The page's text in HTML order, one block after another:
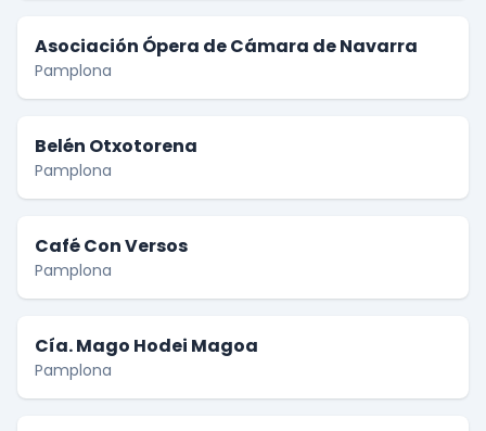
Asociación Ópera de Cámara de Navarra
Pamplona
Belén Otxotorena
Pamplona
Café Con Versos
Pamplona
Cía. Mago Hodei Magoa
Pamplona